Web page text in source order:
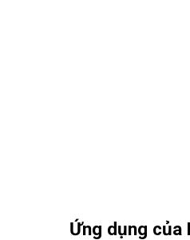
Ứng dụng của